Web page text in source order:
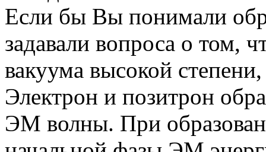
Если бы Вы понимали
задавали вопроса о том,
вакуума высокой
Электрон и позитрон
ЭМ волны. При